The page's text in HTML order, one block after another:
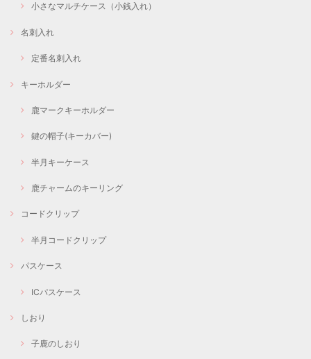
小さなマルチケース（小銭入れ）
名刺入れ
定番名刺入れ
キーホルダー
鹿マークキーホルダー
鍵の帽子(キーカバー)
半月キーケース
鹿チャームのキーリング
コードクリップ
半月コードクリップ
パスケース
ICパスケース
しおり
子鹿のしおり